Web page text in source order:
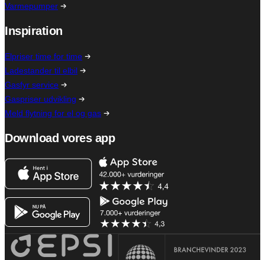
Varmepumper
Inspiration
Elpriser time for time
Ladestander til elbil
Gasfyr service
Gaspriser udvikling
Meld flytning for el og gas
Download vores app